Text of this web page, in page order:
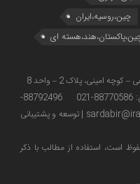
چین،روسیه،ایران
ای
| کدپستی: 1434734368 | تلفن: 88770586-021 88792496-
توسعه و پشتیبانی
است، استفاده از مطالب با ذكر